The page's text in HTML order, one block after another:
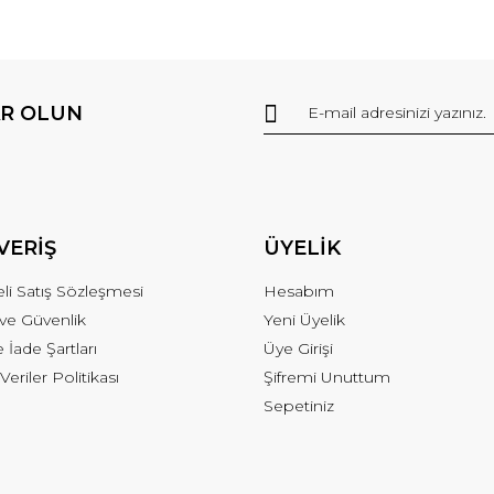
OLUN
Satış Sözleşmesi
Güvenlik
İade Şartları
Politikası
ÜYELİK
Hesabım
Yeni Üyelik
Üye Girişi
Şifremi Unuttum
Sepetiniz